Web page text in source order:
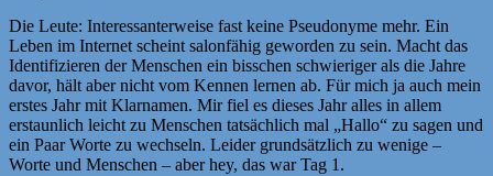
Die Leute: Interessanterweise fast keine Pseudonyme mehr. Ein
Leben im Internet scheint salonfähig geworden zu sein. Macht das
Identifizieren der Menschen ein bisschen schwieriger als die Jahre
davor, hält aber nicht vom Kennen lernen ab. Für mich ja auch mein
erstes Jahr mit Klarnamen. Mir fiel es dieses Jahr alles in allem
erstaunlich leicht zu Menschen tatsächlich mal „Hallo“ zu sagen und
ein Paar Worte zu wechseln. Leider grundsätzlich zu wenige –
Worte und Menschen – aber hey, das war Tag 1.